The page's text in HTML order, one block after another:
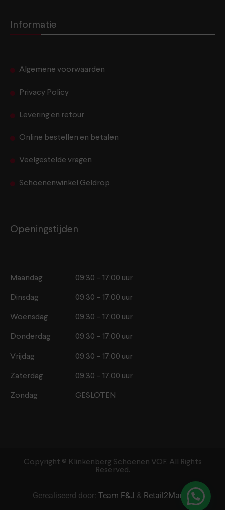
Informatie
Algemene voorwaarden
Privacy Policy
Levering en retour
Online bestellen en betalen
Veelgestelde vragen
Schoenenwinkel Geldrop
Openingstijden
Maandag 09:30 – 17:00 uur
Dinsdag 09.30 – 17:00 uur
Woensdag 09.30 – 17:00 uur
Donderdag 09.30 – 17:00 uur
Vrijdag 09.30 – 17:00 uur
Zaterdag 09.30 – 17.00 uur
Zondag GESLOTEN
Copyright ©️ Klinkenberg Schoenen VOF. All Rights
Reserved.
Gerealiseerd door: Team F&J & Retail2Market